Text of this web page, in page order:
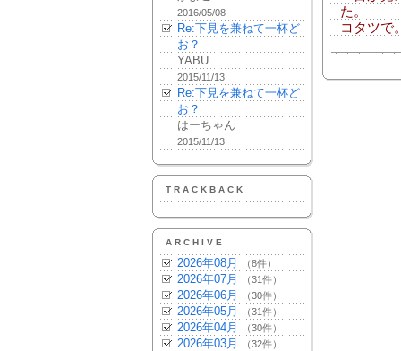
2016/05/08
Re:下見を兼ねて一杯ど
お？
YABU
2015/11/13
Re:下見を兼ねて一杯ど
お？
はーちゃん
2015/11/13
TRACKBACK
ARCHIVE
2026年08月 （8件）
2026年07月 （31件）
2026年06月 （30件）
2026年05月 （31件）
2026年04月 （30件）
2026年03月 （32件）
た。
コタツで